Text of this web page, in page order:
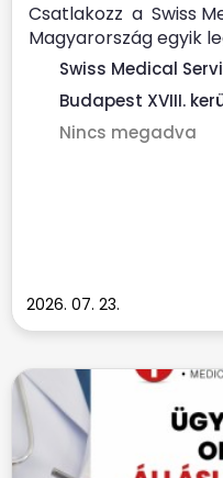
Csatlakozz a Swiss
Magyarország egyik
egészségügyi
Swiss Medical
Budapest XVIII.
Nincs megadva
2026. 07. 23.